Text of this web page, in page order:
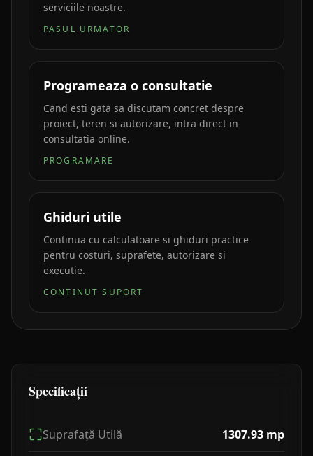
serviciile noastre.
PASUL URMATOR
Programeaza o consultatie
Cand esti gata sa discutam concret despre
proiect, teren si autorizare, intra direct in
consultatia online.
PROGRAMARE
Ghiduri utile
Continua cu calculatoare si ghiduri practice
pentru costuri, suprafete, autorizare si
executie.
CONTINUT SUPORT
Specificații
Suprafață Utilă 1307.93 mp